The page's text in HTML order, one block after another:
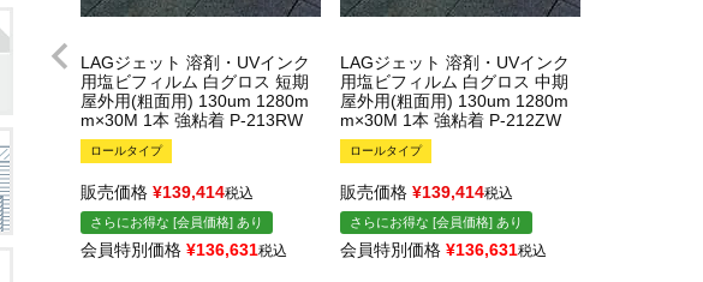
LAGジェット 溶剤・UVインク
用塩ビフィルム 白グロス 短期
屋外用(粗面用) 130um 1280m
m×30M 1本 強粘着 P-213RW
ロールタイプ
販売価格 ¥139,414税込
さらにお得な [会員価格] あり
会員特別価格 ¥136,631税込
LAGジェット 溶剤・UVインク
用塩ビフィルム 白グロス 中期
屋外用(粗面用) 130um 1280m
m×30M 1本 強粘着 P-212ZW
ロールタイプ
販売価格 ¥139,414税込
さらにお得な [会員価格] あり
会員特別価格 ¥136,631税込